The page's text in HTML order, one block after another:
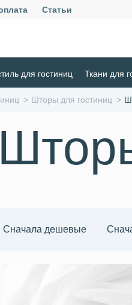
Статьи
для гостиниц Ткани для
Шторы для гостиниц
Сначала дешевые